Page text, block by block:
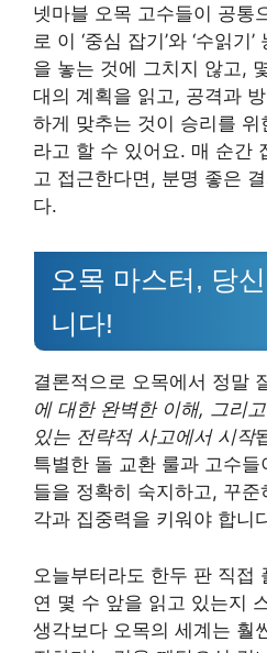
넷마블 오목 고수들이 공통
로 이 ‘중심 잡기’와 ‘수읽기
을 놓는 것에 그치지 않고,
대의 계획을 읽고, 공격과
하게 맞추는 것이 승리를
라고 할 수 있어요. 매 순간
고 접근한다면, 분명 좋은
다.
오목 마스터, 당
니다!
결론적으로 오목에서 정말
에 대한 완벽한 이해, 그리
있는 전략적 사고에서 시작
특별한 돌 교환 룰과 고수
들을 정확히 숙지하고, 꾸
각과 집중력을 키워야 합니
오늘부터라도 한두 판 직접
연 몇 수 앞을 읽고 있는지
생각보다 오목의 세계는 훨